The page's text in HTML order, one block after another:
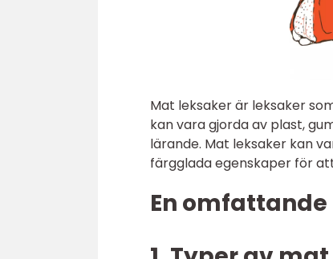
Mat leksaker är leksaker
kan vara gjorda av plast,
lärande. Mat leksaker kan
färgglada egenskaper för
En